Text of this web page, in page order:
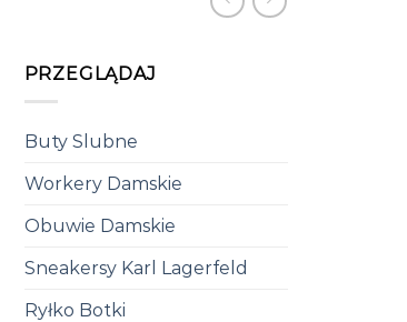
PRZEGLĄDAJ
Buty Slubne
Workery Damskie
Obuwie Damskie
Sneakersy Karl Lagerfeld
Ryłko Botki